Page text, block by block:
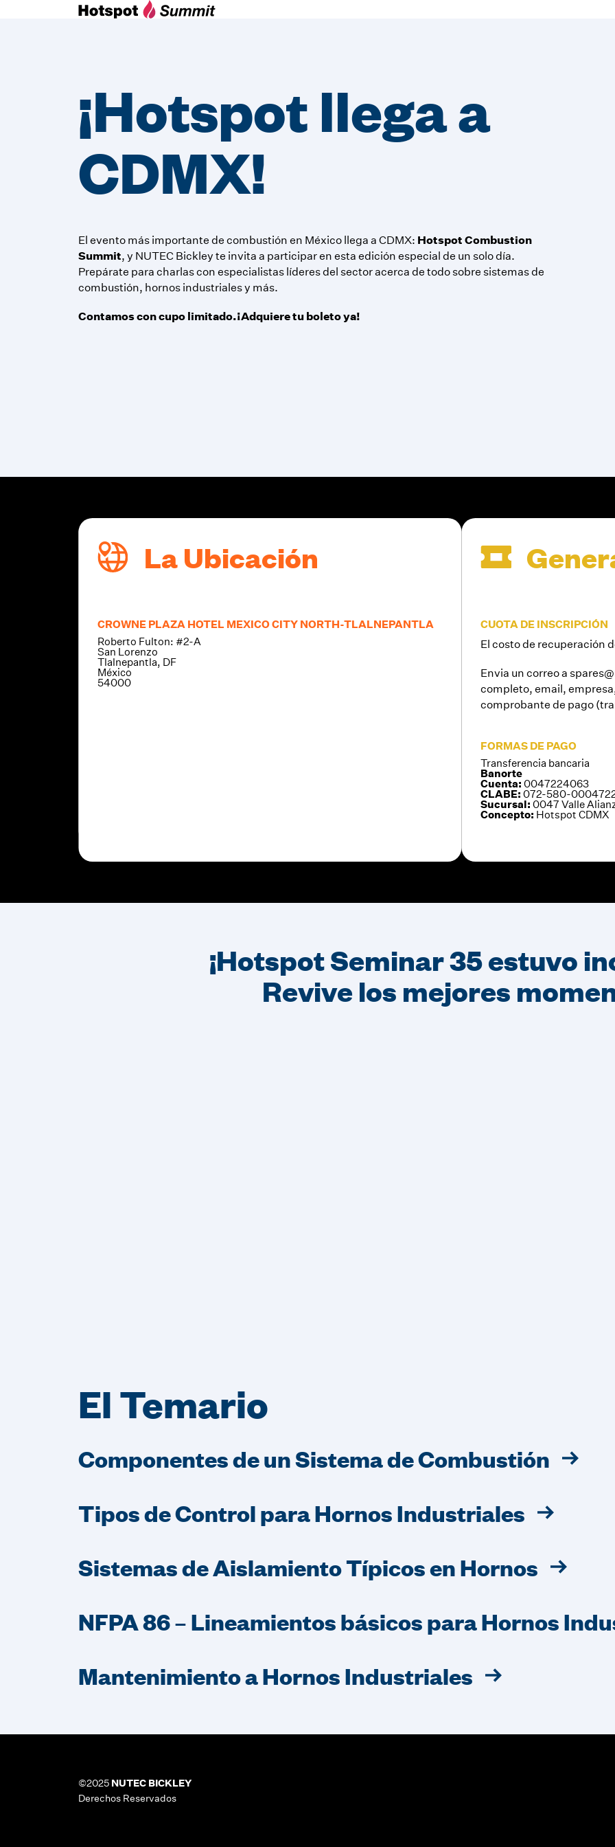
¡Hotspot llega a
CDMX!
El evento más importante de combustión en México llega a CDMX: Hotspot Combustion
Summit, y NUTEC Bickley te invita a participar en esta edición especial de un solo día.
Prepárate para charlas con especialistas líderes del sector acerca de todo sobre sistemas de
combustión, hornos industriales y más.
Contamos con cupo limitado.¡Adquiere tu boleto ya!
La Ubicación
CROWNE PLAZA HOTEL MEXICO CITY NORTH-TLALNEPANTLA
Roberto Fulton: #2-A
San Lorenzo
Tlalnepantla, DF
México
54000
CUOTA DE INSCRIPCIÓN
El costo de recuperación
Envia un correo a
completo, email,
comprobante de pago
FORMAS DE PAGO
Transferencia bancaria
Banorte
Cuenta: 0047224063
CLABE: 072-580-
Sucursal: 0047 Valle
Concepto: Hotspot CDMX
¡Hotspot Seminar 35 estuvo
Revive los mejores
El Temario
Componentes de un Sistema de Combustión
Tipos de Control para Hornos Industriales
Sistemas de Aislamiento Típicos en Hornos
NFPA 86 – Lineamientos básicos para Hornos
Mantenimiento a Hornos Industriales
©2025 NUTEC BICKLEY
Derechos Reservados